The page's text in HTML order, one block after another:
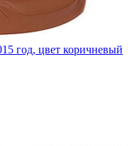
год, цвет коричневый